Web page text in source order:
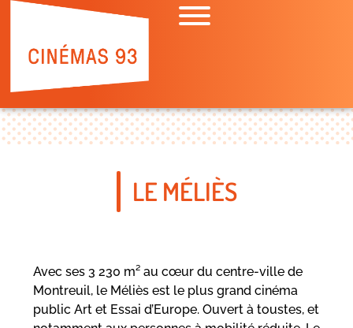
LE MÉLIÈS
Avec ses 3 230 m² au cœur du centre-ville de
Montreuil, le Méliès est le plus grand cinéma
public Art et Essai d’Europe. Ouvert à toustes, et